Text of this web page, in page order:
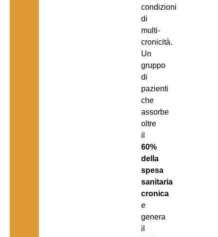
condizioni
di
multi-
cronicità.
Un
gruppo
di
pazienti
che
assorbe
oltre
il
60%
della
spesa
sanitaria
cronica
e
genera
il